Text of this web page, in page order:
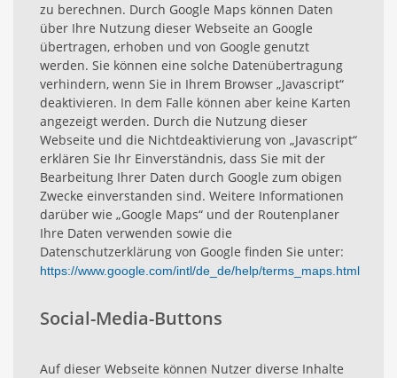
zu berechnen. Durch Google Maps können Daten
über Ihre Nutzung dieser Webseite an Google
übertragen, erhoben und von Google genutzt
werden. Sie können eine solche Datenübertragung
verhindern, wenn Sie in Ihrem Browser „Javascript“
deaktivieren. In dem Falle können aber keine Karten
angezeigt werden. Durch die Nutzung dieser
Webseite und die Nichtdeaktivierung von „Javascript“
erklären Sie Ihr Einverständnis, dass Sie mit der
Bearbeitung Ihrer Daten durch Google zum obigen
Zwecke einverstanden sind. Weitere Informationen
darüber wie „Google Maps“ und der Routenplaner
Ihre Daten verwenden sowie die
Datenschutzerklärung von Google finden Sie unter:
https://www.google.com/intl/de_de/help/terms_maps.html
Social-Media-Buttons
Auf dieser Webseite können Nutzer diverse Inhalte